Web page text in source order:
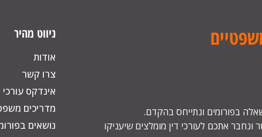
בפורומים ונתייחס בהקדם.
ונחבר אתכם לעורכי דין מומלצים שיעניקו
ניווט מהיר
אודות
צרו קשר
אינדקס עורכי
מדריכים
נושאים